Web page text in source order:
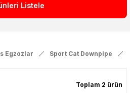
Listele
Egzozlar Sport Cat Downpipe
Toplam 2 ürün